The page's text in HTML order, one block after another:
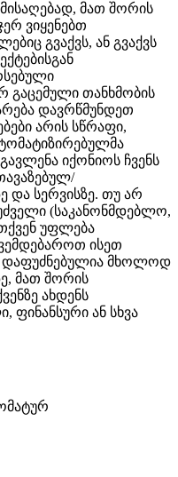
მათ შორის
ვიყენებთ
გვაქვს, ან გვაქვს
გაცემული თანხმობის
დავრწმუნდეთ
არის სწრაფი,
იქონიოს ჩვენს
და სერვისზე. თუ არ
(საკანონმდებლო,
უფლება
ისეთ
დაფუძნებულია მხოლოდ
მათ შორის
ახდენს
ფინანსური ან სხვა